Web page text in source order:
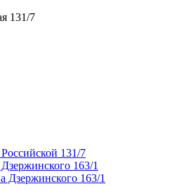
131/7
131/7
163/1
Дзержинского 163/1